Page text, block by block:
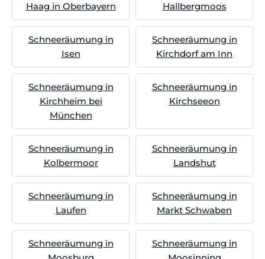
Haag in Oberbayern
Hallbergmoos
Schneeräumung in
Isen
Schneeräumung in
Kirchdorf am Inn
Schneeräumung in
Kirchheim bei
München
Schneeräumung in
Kirchseeon
Schneeräumung in
Kolbermoor
Schneeräumung in
Landshut
Schneeräumung in
Laufen
Schneeräumung in
Markt Schwaben
Schneeräumung in
Schneeräumung in